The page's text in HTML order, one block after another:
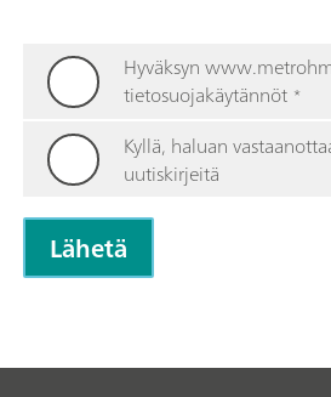
Hyväksyn
tietosuojakäytännöt *
Kyllä, haluan
uutiskirjeitä